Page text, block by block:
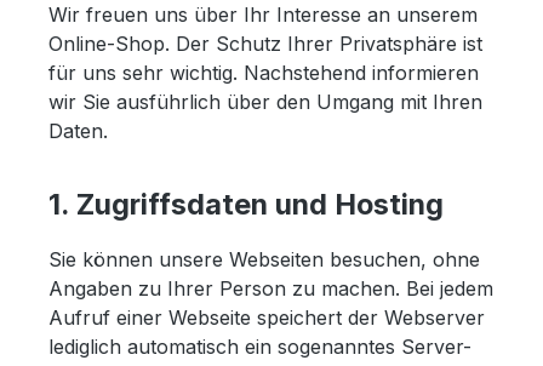
Wir freuen uns über Ihr Interesse an unserem
Online-Shop. Der Schutz Ihrer Privatsphäre ist
für uns sehr wichtig. Nachstehend informieren
wir Sie ausführlich über den Umgang mit Ihren
Daten.
1. Zugriffsdaten und Hosting
Sie können unsere Webseiten besuchen, ohne
Angaben zu Ihrer Person zu machen. Bei jedem
Aufruf einer Webseite speichert der Webserver
lediglich automatisch ein sogenanntes Server-